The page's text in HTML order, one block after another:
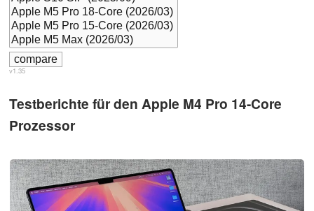
v1.35
Testberichte für den Apple M4 Pro 14-Core
Prozessor